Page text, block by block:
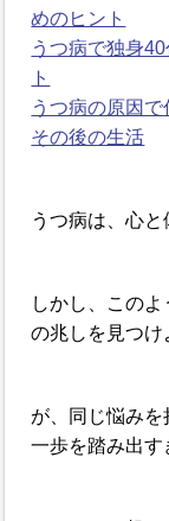
めのヒント
うつ病で独身
ト
うつ病の原因
その後の生活
うつ病は、心と
しかし、この
の兆しを見つけ
が、同じ悩み
一歩を踏み出す